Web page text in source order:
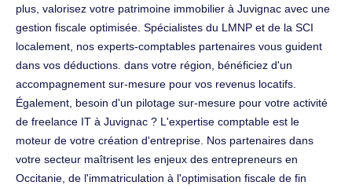
plus, valorisez votre patrimoine immobilier à Juvignac avec une
gestion fiscale optimisée. Spécialistes du LMNP et de la SCI
localement, nos experts-comptables partenaires vous guident
dans vos déductions. dans votre région, bénéficiez d'un
accompagnement sur-mesure pour vos revenus locatifs.
Également, besoin d'un pilotage sur-mesure pour votre activité
de freelance IT à Juvignac ? L'expertise comptable est le
moteur de votre création d'entreprise. Nos partenaires dans
votre secteur maîtrisent les enjeux des entrepreneurs en
Occitanie, de l'immatriculation à l'optimisation fiscale de fin